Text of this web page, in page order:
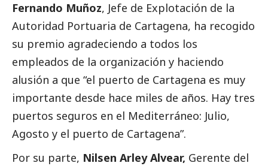
Fernando Muñoz, Jefe de Explotación de la
Autoridad Portuaria de Cartagena, ha recogido
su premio agradeciendo a todos los
empleados de la organización y haciendo
alusión a que “el puerto de Cartagena es muy
importante desde hace miles de años. Hay tres
puertos seguros en el Mediterráneo: Julio,
Agosto y el puerto de Cartagena”.
Por su parte, Nilsen Arley Alvear, Gerente del